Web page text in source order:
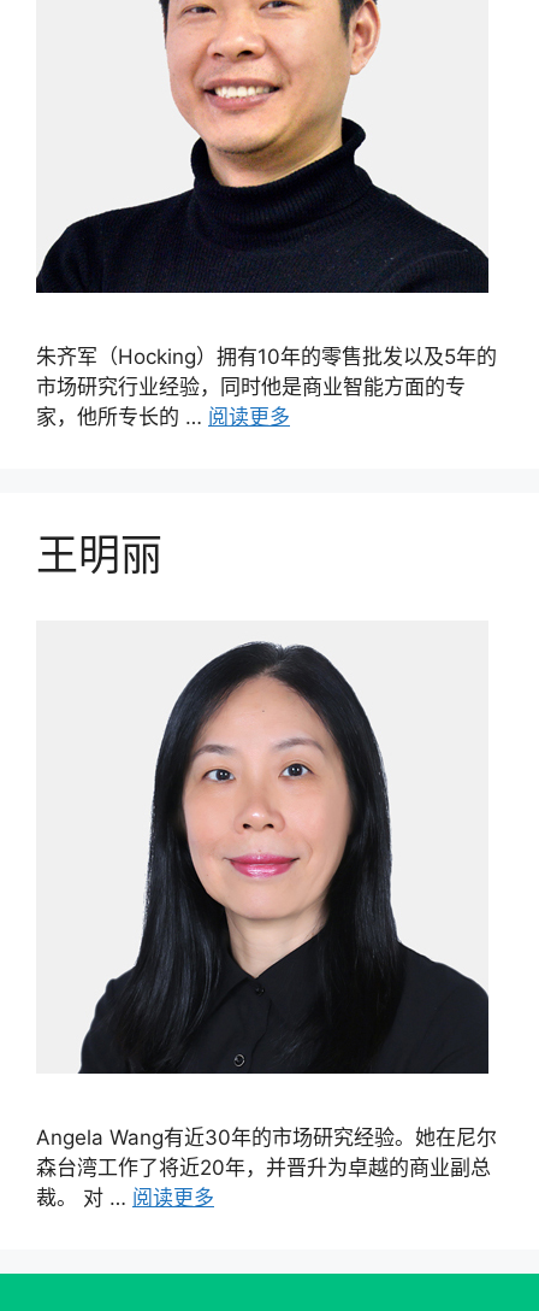
朱齐军（Hocking）拥有10年的零售批发以及5年的
市场研究行业经验，同时他是商业智能方面的专
家，他所专长的 … 阅读更多
王明丽
Angela Wang有近30年的市场研究经验。她在尼尔
森台湾工作了将近20年，并晋升为卓越的商业副总
裁。 对 … 阅读更多